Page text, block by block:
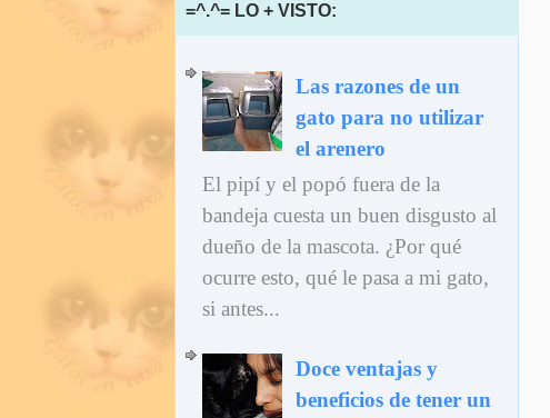
=^.^= LO + VISTO:
Las razones de un
gato para no utilizar
el arenero
El pipí y el popó fuera de la
bandeja cuesta un buen disgusto al
dueño de la mascota. ¿Por qué
ocurre esto, qué le pasa a mi gato,
si antes...
Doce ventajas y
beneficios de tener un